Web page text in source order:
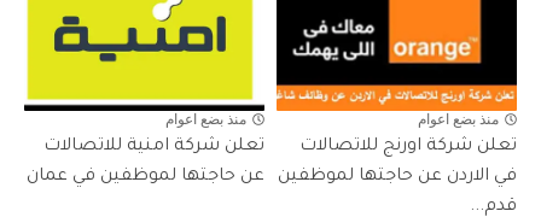
منذ بضع اعوام
تعلن شركة اورنج للاتصالات
في الاردن عن حاجتها لموظفين
قدم...
منذ بضع اعوام
تعلن شركة امنية للاتصالات
عن حاجتها لموظفين في عمان